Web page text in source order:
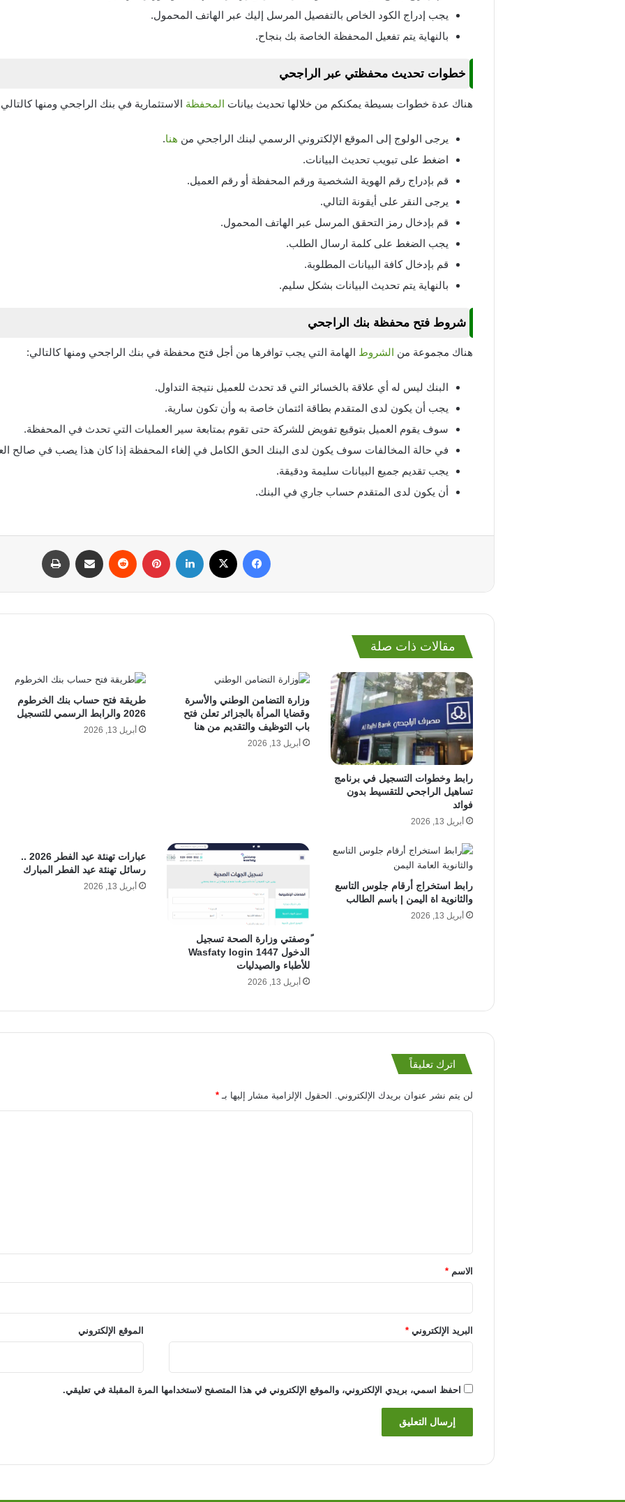
يجب إدراج الكود الخاص بالتفصيل المرسل إليك عبر الهاتف المحمول.
بالنهاية يتم تفعيل المحفظة الخاصة بك بنجاح.
خطوات تحديث محفظتي عبر الراجحي
هناك عدة خطوات بسيطة يمكنكم من خلالها تحديث بيانات المحفظة الاستثمارية في بنك الراجحي ومنها
يرجى الولوج إلى الموقع الإلكتروني الرسمي لبنك الراجحي من هنا.
اضغط على تبويب تحديث البيانات.
قم بإدراج رقم الهوية الشخصية ورقم المحفظة أو رقم العميل.
يرجى النقر على أيقونة التالي.
قم بإدخال رمز التحقق المرسل عبر الهاتف المحمول.
يجب الضغط على كلمة ارسال الطلب.
قم بإدخال كافة البيانات المطلوبة.
بالنهاية يتم تحديث البيانات بشكل سليم.
شروط فتح محفظة بنك الراجحي
هناك مجموعة من الشروط الهامة التي يجب توافرها من أجل فتح محفظة في بنك الراجحي ومنها كالتالي:
البنك ليس له أي علاقة بالخسائر التي قد تحدث للعميل نتيجة التداول.
يجب أن يكون لدى المتقدم بطاقة ائتمان خاصة به وأن تكون سارية.
سوف يقوم العميل بتوقيع تفويض للشركة حتى تقوم بمتابعة سير العمليات التي تحدث في المحفظة.
في حالة المخالفات سوف يكون لدى البنك الحق الكامل في إلغاء المحفظة إذا كان هذا يصب في صالح
يجب تقديم جميع البيانات سليمة ودقيقة.
أن يكون لدى المتقدم حساب جاري في البنك.
فيسبوك لينكدإن بينتيريست مشاركة عبر البريد
مقالات ذات صلة
رابط وخطوات التسجيل في برنامج
تساهيل الراجحي للتقسيط بدون
فوائد
أبريل 13, 2026
وزارة التضامن الوطني والأسرة
وقضايا المرأة بالجزائر تعلن فتح
باب التوظيف والتقديم من هنا
أبريل 13, 2026
طريقة فتح حساب بنك الخرطوم
2026 والرابط الرسمي للتسجيل
أبريل 13, 2026
رابط استخراج أرقام جلوس التاسع
والثانوية اة اليمن | باسم الطالب
أبريل 13, 2026
ًوصفتي وزارة الصحة تسجيل
الدخول Wasfaty login 1447
للأطباء والصيدليات
أبريل 13, 2026
عبارات تهنئة عيد الفطر 2026 ..
رسائل تهنئة عيد الفطر المبارك
أبريل 13, 2026
اترك تعليقاً
لن يتم نشر عنوان بريدك الإلكتروني. الحقول الإلزامية مشار إليها بـ *
*الاسم *
البريد الإلكتروني * الموقع الإلكتروني
احفظ اسمي، بريدي الإلكتروني، والموقع الإلكتروني في هذا المتصفح لاستخدامها المرة المقبلة في تعليقي.